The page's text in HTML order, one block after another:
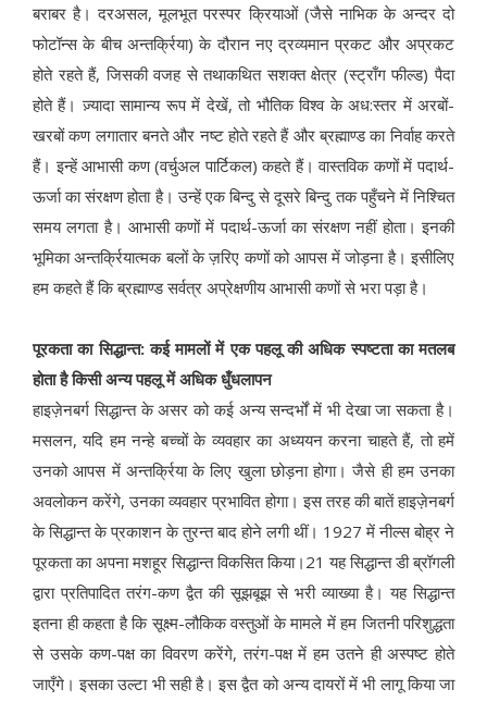
बराबर है। दरअसल, मूलभूत परस्पर क्रियाओं (जैसे नाभिक के अन्दर दो
फोटॉन्स के बीच अन्तर्क्रिया) के दौरान नए द्रव्यमान प्रकट और अप्रकट
होते रहते हैं, जिसकी वजह से तथाकथित सशक्त क्षेत्र (स्ट्राँग फील्ड) पैदा
होते हैं। ज़्यादा सामान्य रूप में देखें, तो भौतिक विश्व के अध:स्तर में अरबों-
खरबों कण लगातार बनते और नष्ट होते रहते हैं और ब्रह्माण्ड का निर्वाह करते
हैं। इन्हें आभासी कण (वर्चुअल पार्टिकल) कहते हैं। वास्तविक कणों में पदार्थ-
ऊर्जा का संरक्षण होता है। उन्हें एक बिन्दु से दूसरे बिन्दु तक पहुँचने में निश्चित
समय लगता है। आभासी कणों में पदार्थ-ऊर्जा का संरक्षण नहीं होता। इनकी
भूमिका अन्तर्क्रियात्मक बलों के ज़रिए कणों को आपस में जोड़ना है। इसीलिए
हम कहते हैं कि ब्रह्माण्ड सर्वत्र अप्रेक्षणीय आभासी कणों से भरा पड़ा है।
पूरकता का सिद्धान्त: कई मामलों में एक पहलू की अधिक स्पष्टता का मतलब
होता है किसी अन्य पहलू में अधिक धुँधलापन
हाइज़ेनबर्ग सिद्धान्त के असर को कई अन्य सन्दर्भों में भी देखा जा सकता है।
मसलन, यदि हम नन्हे बच्चों के व्यवहार का अध्ययन करना चाहते हैं, तो हमें
उनको आपस में अन्तर्क्रिया के लिए खुला छोड़ना होगा। जैसे ही हम उनका
अवलोकन करेंगे, उनका व्यवहार प्रभावित होगा। इस तरह की बातें हाइज़ेनबर्ग
के सिद्धान्त के प्रकाशन के तुरन्त बाद होने लगी थीं। 1927 में नील्स बोह्र ने
पूरकता का अपना मशहूर सिद्धान्त विकसित किया।21 यह सिद्धान्त डी ब्रॉगली
द्वारा प्रतिपादित तरंग-कण द्वैत की सूझबूझ से भरी व्याख्या है। यह सिद्धान्त
इतना ही कहता है कि सूक्ष्म-लौकिक वस्तुओं के मामले में हम जितनी परिशुद्धता
से उसके कण-पक्ष का विवरण करेंगे, तरंग-पक्ष में हम उतने ही अस्पष्ट होते
जाएँगे। इसका उल्टा भी सही है। इस द्वैत को अन्य दायरों में भी लागू किया जा